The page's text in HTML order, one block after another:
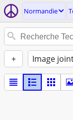
Normandie
+ Image